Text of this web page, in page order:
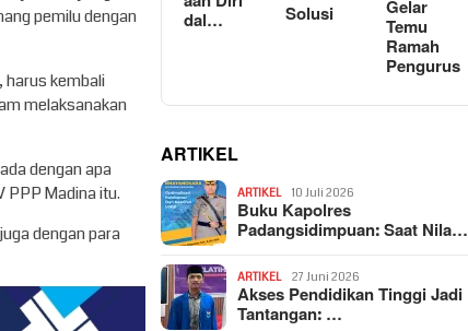
pemilu dengan
harus kembali
melaksanakan
dengan apa
PPP Madina itu.
dengan para
dal… Solusi Gelar
Temu
Ramah
Pengurus
ARTIKEL
ARTIKEL 10 Juli 2026
Buku Kapolres
Padangsidimpuan: Saat Nila…
ARTIKEL 27 Juni 2026
Akses Pendidikan Tinggi Jadi
Tantangan: …